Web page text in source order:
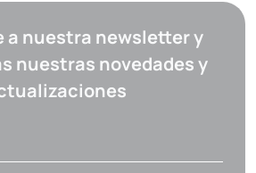
a nuestra newsletter y
nuestras novedades y